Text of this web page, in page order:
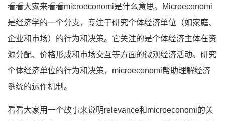
看看大家来看看microeconomi是什么意思。Microeconomi
是经济学的一个分支，专注于研究个体经济单位（如家庭、
企业和市场）的行为和决策。它关注的是个体经济主体在资
源分配、价格形成和市场交互等方面的微观经济活动。研究
个体经济单位的行为和决策，microeconomi帮助理解经济
系统的运作机制。
看看大家用一个故事来说明relevance和microeconomi的关